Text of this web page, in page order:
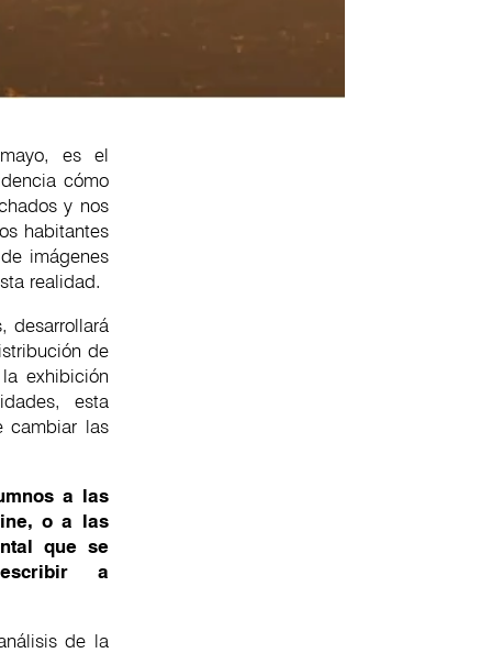
es el
cómo
y nos
habitantes
imágenes
realidad.
desarrollará
de
exhibición
esta
cambiar las
a las
o a las
que se
a
de la